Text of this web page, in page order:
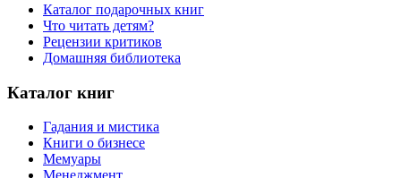
Каталог подарочных книг
Что читать детям?
Рецензии критиков
Домашняя библиотека
Каталог книг
Гадания и мистика
Книги о бизнесе
Мемуары